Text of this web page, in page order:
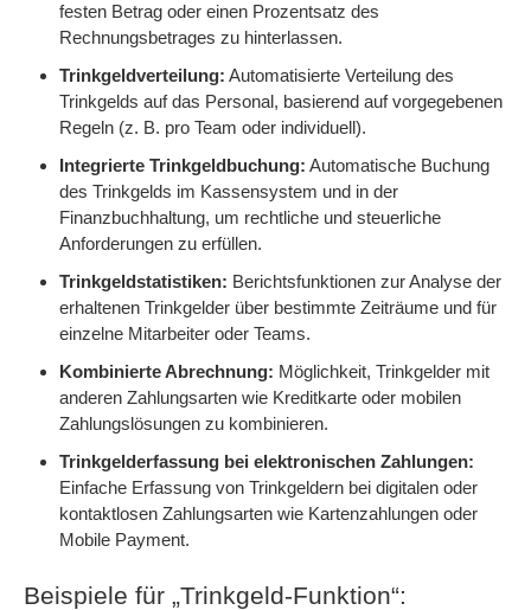
festen Betrag oder einen Prozentsatz des
Rechnungsbetrages zu hinterlassen.
Trinkgeldverteilung: Automatisierte Verteilung des
Trinkgelds auf das Personal, basierend auf vorgegebenen
Regeln (z. B. pro Team oder individuell).
Integrierte Trinkgeldbuchung: Automatische Buchung
des Trinkgelds im Kassensystem und in der
Finanzbuchhaltung, um rechtliche und steuerliche
Anforderungen zu erfüllen.
Trinkgeldstatistiken: Berichtsfunktionen zur Analyse der
erhaltenen Trinkgelder über bestimmte Zeiträume und für
einzelne Mitarbeiter oder Teams.
Kombinierte Abrechnung: Möglichkeit, Trinkgelder mit
anderen Zahlungsarten wie Kreditkarte oder mobilen
Zahlungslösungen zu kombinieren.
Trinkgelderfassung bei elektronischen Zahlungen:
Einfache Erfassung von Trinkgeldern bei digitalen oder
kontaktlosen Zahlungsarten wie Kartenzahlungen oder
Mobile Payment.
Beispiele für „Trinkgeld-Funktion“: